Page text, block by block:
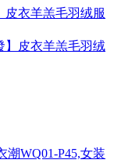
】皮衣羊羔毛羽绒